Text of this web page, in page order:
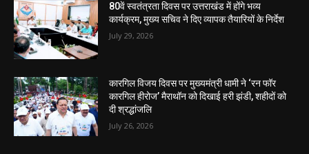
80वें स्वतंत्रता दिवस पर उत्तराखंड में होंगे भव्य
कार्यक्रम, मुख्य सचिव ने दिए व्यापक तैयारियों के निर्देश
July 29, 2026
कारगिल विजय दिवस पर मुख्यमंत्री धामी ने ‘रन फॉर
कारगिल हीरोज’ मैराथॉन को दिखाई हरी झंडी, शहीदों को
दी श्रद्धांजलि
July 26, 2026